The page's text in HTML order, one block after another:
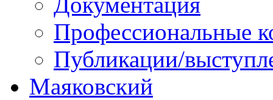
Профессиональные
Публикации/
Маяковский